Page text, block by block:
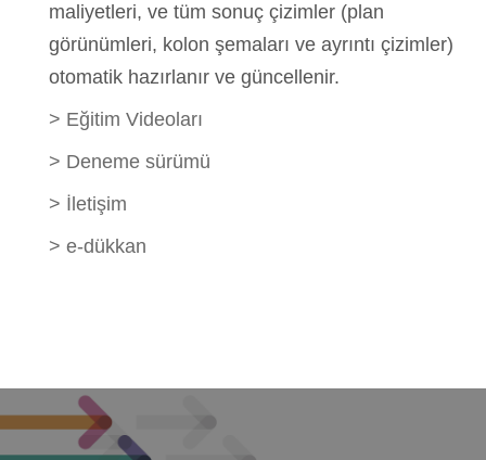
maliyetleri, ve tüm sonuç çizimler (plan
görünümleri, kolon şemaları ve ayrıntı çizimler)
otomatik hazırlanır ve güncellenir.
> Eğitim Videoları
> Deneme sürümü
> İletişim
> e-dükkan